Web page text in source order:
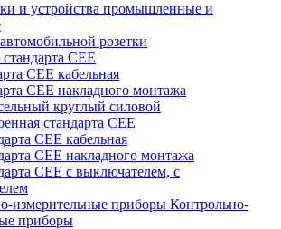
и устройства промышленные и
розетки
CEE
CEE кабельная
CEE накладного монтажа
круглый силовой
стандарта CEE
СЕЕ кабельная
СЕЕ накладного монтажа
СЕЕ с выключателем, с
Контрольно-
приборы